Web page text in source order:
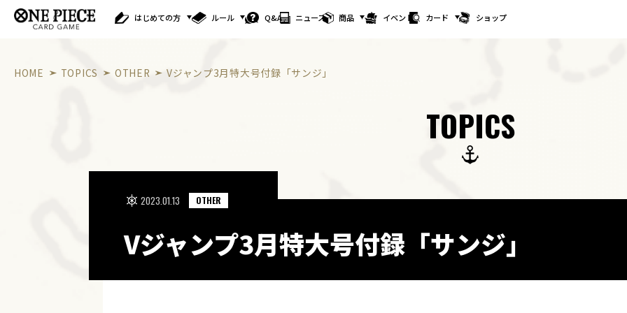
はじめての方 ルール Q&A ニュース 商品 イベント カード ショップ
HOME TOPICS OTHER Vジャンプ3月特大号付録「サンジ」
TOPICS
Vジャンプ3月特大号付録「サンジ」
2023.01.13 OTHER